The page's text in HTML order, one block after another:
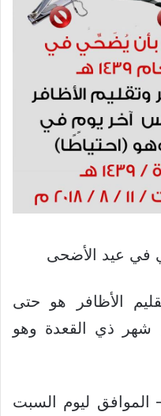
في عيد الأضحى
الأظافر هو حتى
ذي القعدة وهو
القعدة / 1439هـ – الموافق ليوم السبت